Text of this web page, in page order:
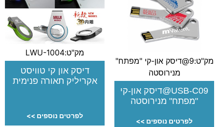
מק"ט:9@דיסק און-קי "מפתח"
מנירוסטה
USB-C09@דיסק און-קי
"מפתח" מנירוסטה
לפרטים נוספים >>
מק"ט:LWU-1004
דיסק און קי טוויסט
אקריליק תאורה פנימית
לפרטים נוספים >>